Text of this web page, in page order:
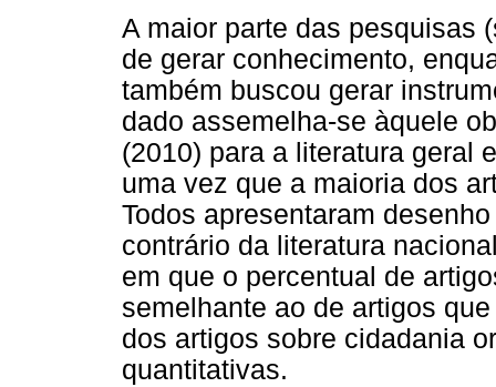
A maior parte das pesquisas
de gerar conhecimento,
também buscou gerar
dado assemelha-se àquele
(2010) para a literatura geral
uma vez que a maioria dos
Todos apresentaram
contrário da literatura
em que o percentual de
semelhante ao de artigos
dos artigos sobre cidadania
quantitativas.